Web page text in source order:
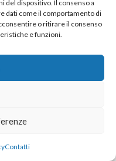
del dispositivo. Il consenso a
dati come il comportamento di
o ritirare il consenso
e funzioni.
Contatti